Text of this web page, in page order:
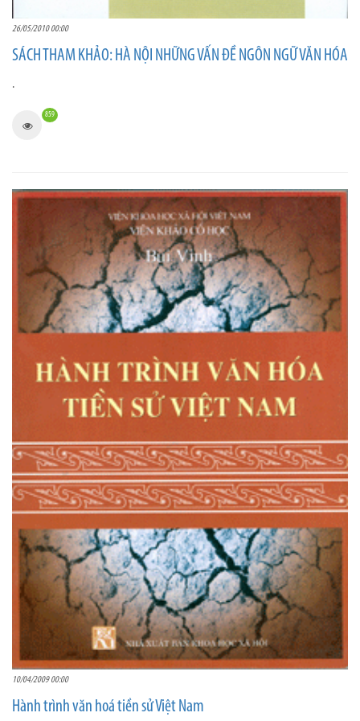
26/05/2010 00:00
SÁCH THAM KHẢO: HÀ NỘI NHỮNG VẤN ĐỀ NGÔN NGỮ VĂN HÓA
.
859
10/04/2009 00:00
Hành trình văn hoá tiền sử Việt Nam